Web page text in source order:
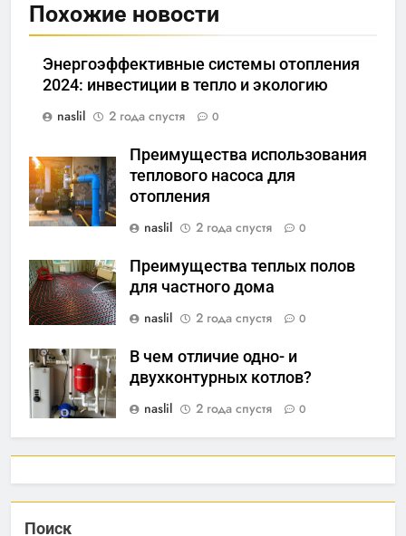
Похожие новости
Энергоэффективные системы отопления
2024: инвестиции в тепло и экологию
naslil
2 года спустя 0
Преимущества использования
теплового насоса для
отопления
naslil
2 года спустя 0
Преимущества теплых полов
для частного дома
naslil
2 года спустя 0
В чем отличие одно- и
двухконтурных котлов?
naslil
2 года спустя 0
Поиск